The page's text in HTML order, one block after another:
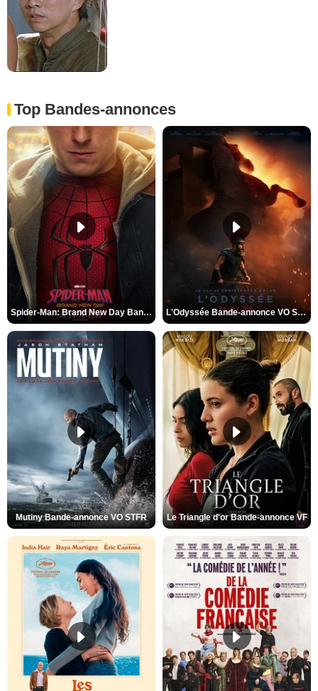
Top Bandes-annonces
Spider-Man: Brand New Day Bande-annonce VO STFR L'Odyssée Bande-annonce VO STFR
Mutiny Bande-annonce VO STFR Le Triangle d'or Bande-annonce VF